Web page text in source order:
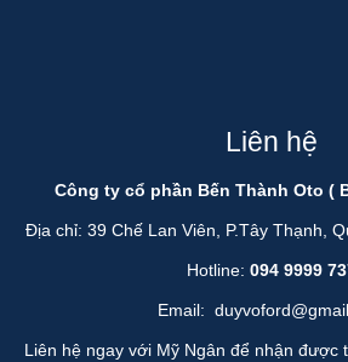
Liên hệ
Công ty cổ phần Bến Thành Oto (
Địa chỉ: 39 Chế Lan Viên, P.Tây Thạnh,
Hotline: 094 9999
Email:
Liên hệ ngay với Mỹ Ngân để nhận được